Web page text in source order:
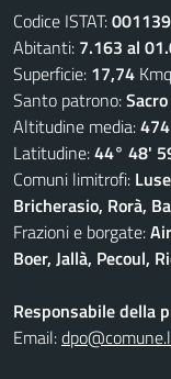
Codice ISTAT:001139
Abitanti: 7.163 al
Superficie: 17,74
Santo patrono:
Altitudine media:474
Latitudine:44° 48'
Comuni limitrofi:
Bricherasio, Rorà,
Frazioni e borgate:
Boer, Jallà, Pecoul,
Responsabile della
Email: